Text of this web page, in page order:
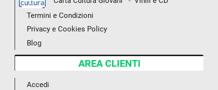
Termini e Condizioni
Privacy e Cookies Policy
Blog
AREA CLIENTI
Accedi